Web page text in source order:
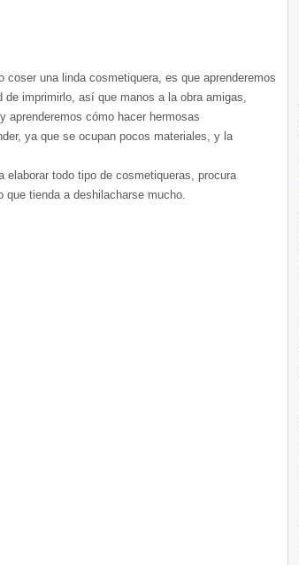
coser una linda cosmetiquera, es que aprenderemos
imprimirlo, así que manos a la obra amigas,
aprenderemos cómo hacer hermosas
ya que se ocupan pocos materiales, y la
todo tipo de cosmetiqueras, procura
que tienda a deshilacharse mucho.